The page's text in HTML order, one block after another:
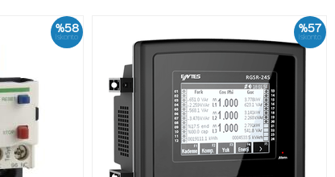
%58
İskonto
%57
İskonto